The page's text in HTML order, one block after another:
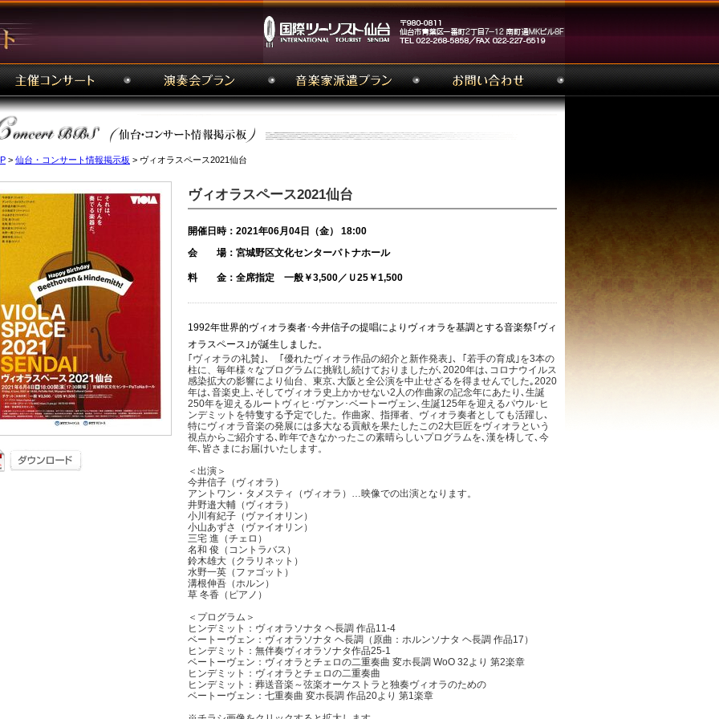
> 仙台・コンサート情報掲示板 > ヴィオラスペース2021仙台
ヴィオラスペース2021仙台
開催日時：2021年06月04日（金） 18:00
会 場：宮城野区文化センターパトナホール
料 金：全席指定 一般￥3,500／Ｕ25￥1,500
1992年世界的ヴィオラ奏者･今井信子の提唱によりヴィオラを基調とする音楽祭｢ヴィ
オラスペース｣が誕生しました。
｢ヴィオラの礼賛｣、「優れたヴィオラ作品の紹介と新作発表｣、｢若手の育成｣を3本の
柱に、毎年様々なブログラムに挑戦し続けておりましたが､2020年は､コロナウイルス
感染拡大の影響により仙台、東京､大阪と全公演を中止せざるを得ませんでした｡2020
年は､音楽史上､そしてヴィオラ史上かかせない2人の作曲家の記念年にあたり､生誕
250年を迎えるルートヴィヒ･ヴァン･ベートーヴェン､生誕125年を迎えるパウル･ヒ
ンデミットを特隻する予定でした。作曲家、指揮者、ヴィオラ奏者としても活躍し､
特にヴィオラ音楽の発展には多大なる貢献を果たしたこの2大巨匠をヴィオラという
視点からご紹介する､昨年できなかったこの素晴らしいプログラムを､漢を梼して､今
年､皆さまにお届けいたします。
＜出演＞
今井信子（ヴィオラ）
アントワン・タメスティ（ヴィオラ）…映像での出演となります。
井野邉大輔（ヴィオラ）
小川有紀子（ヴァイオリン）
小山あずさ（ヴァイオリン）
三宅 進（チェロ）
名和 俊（コントラバス）
鈴木雄大（クラリネット）
水野一英（ファゴット）
溝根伸吾（ホルン）
草 冬香（ピアノ）
＜プログラム＞
ヒンデミット：ヴィオラソナタ ヘ長調 作品11-4
ベートーヴェン：ヴィオラソナタ ヘ長調（原曲：ホルンソナタ ヘ長調 作品17）
ヒンデミット：無伴奏ヴィオラソナタ作品25-1
ベートーヴェン：ヴィオラとチェロの二重奏曲 変ホ長調 WoO 32より 第2楽章
ヒンデミット：ヴィオラとチェロの二重奏曲
ヒンデミット：葬送音楽～弦楽オーケストラと独奏ヴィオラのための
ベートーヴェン：七重奏曲 変ホ長調 作品20より 第1楽章